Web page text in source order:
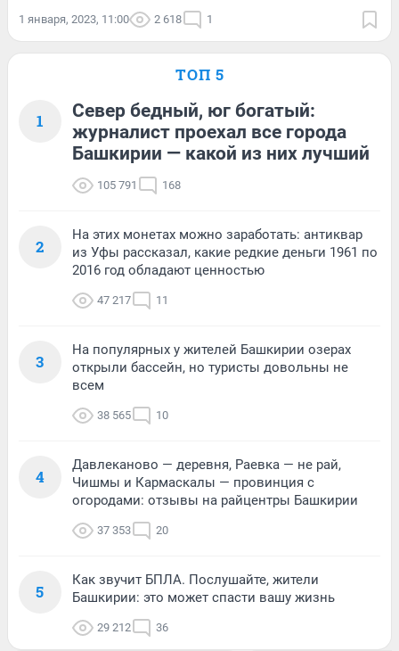
1 января, 2023, 11:00 2 618 1
ТОП 5
1
Север бедный, юг богатый:
журналист проехал все города
Башкирии — какой из них лучший
105 791 168
2
На этих монетах можно заработать: антиквар
из Уфы рассказал, какие редкие деньги 1961 по
2016 год обладают ценностью
47 217 11
3
На популярных у жителей Башкирии озерах
открыли бассейн, но туристы довольны не
всем
38 565 10
4
Давлеканово — деревня, Раевка — не рай,
Чишмы и Кармаскалы — провинция с
огородами: отзывы на райцентры Башкирии
37 353 20
5
Как звучит БПЛА. Послушайте, жители
Башкирии: это может спасти вашу жизнь
29 212 36